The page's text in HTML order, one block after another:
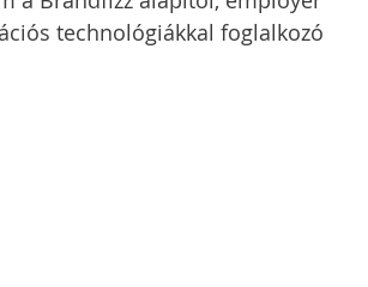
technológiákkal foglalkozó